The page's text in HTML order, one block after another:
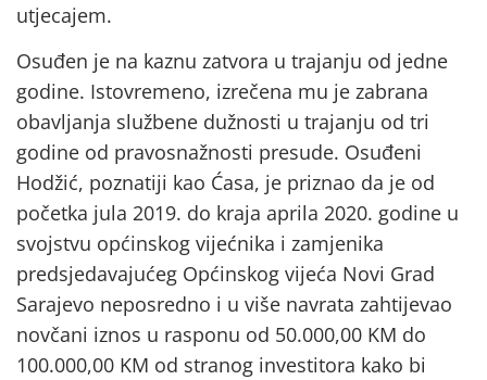
utjecajem.
Osuđen je na kaznu zatvora u trajanju od jedne
godine. Istovremeno, izrečena mu je zabrana
obavljanja službene dužnosti u trajanju od tri
godine od pravosnažnosti presude. Osuđeni
Hodžić, poznatiji kao Ćasa, je priznao da je od
početka jula 2019. do kraja aprila 2020. godine u
svojstvu općinskog vijećnika i zamjenika
predsjedavajućeg Općinskog vijeća Novi Grad
Sarajevo neposredno i u više navrata zahtijevao
novčani iznos u rasponu od 50.000,00 KM do
100.000,00 KM od stranog investitora kako bi